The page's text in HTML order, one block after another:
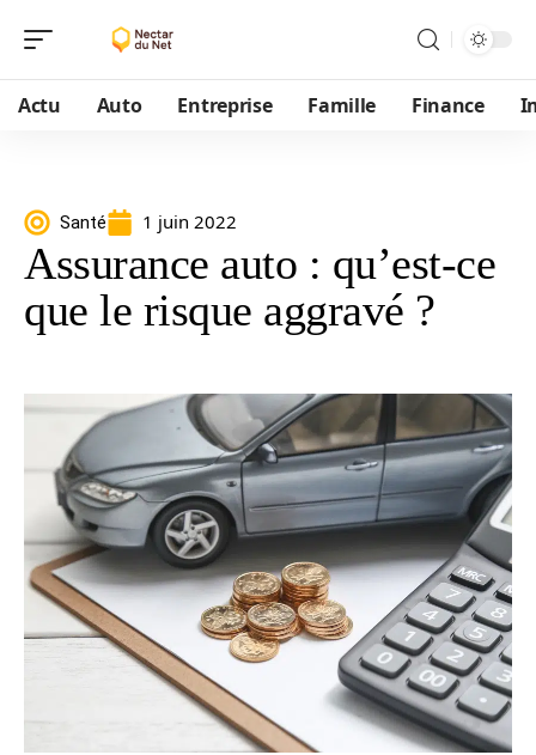
Actu Auto Entreprise Famille Finance
Santé 1 juin 2022
Assurance auto : qu’est-ce
que le risque aggravé ?